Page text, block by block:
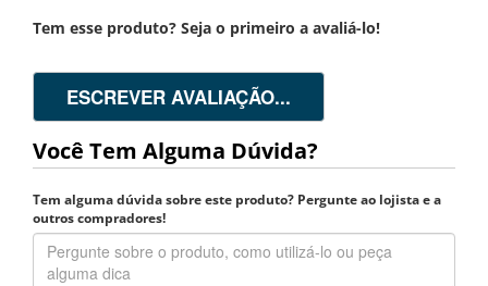
Tem esse produto? Seja o primeiro a avaliá-lo!
ESCREVER AVALIAÇÃO...
Você Tem Alguma Dúvida?
Tem alguma dúvida sobre este produto? Pergunte ao lojista e a
outros compradores!